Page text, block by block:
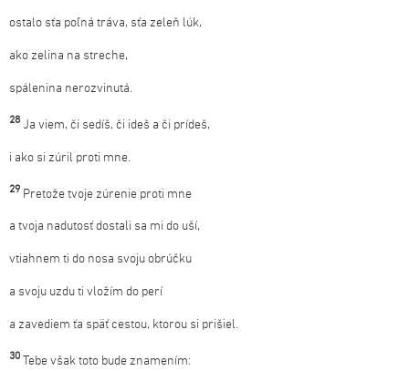
ostalo sťa poľná tráva, sťa zeleň lúk,
ako zelina na streche,
spálenina nerozvinutá.
28 Ja viem, či sedíš, či ideš a či prídeš,
i ako si zúril proti mne.
29 Pretože tvoje zúrenie proti mne
a tvoja nadutosť dostali sa mi do uší,
vtiahnem ti do nosa svoju obrúčku
a svoju uzdu ti vložím do perí
a zavediem ťa späť cestou, ktorou si prišiel.
30 Tebe však toto bude znamením: